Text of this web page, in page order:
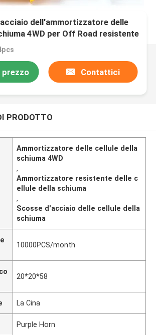
dell'ammortizzatore delle
4WD per Off Road resistente
prezzo Contattici
PRODOTTO
Ammortizzatore delle cellule della
schiuma 4WD
,
Ammortizzatore resistente delle c
ellule della schiuma
,
Scosse d'acciaio delle cellule della
schiuma
10000PCS/month
20*20*58
La Cina
Purple Horn